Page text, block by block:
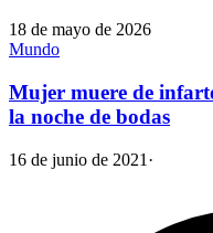
18 de mayo de 2026
Mundo
Mujer muere de
la noche de bodas
16 de junio de 2021 ·